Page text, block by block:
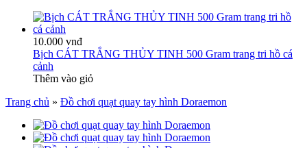
10.000 vnđ
Bịch CÁT TRẮNG THỦY TINH 500 Gram trang tri hồ cá
cảnh
Thêm vào giỏ
Trang chủ » Đồ chơi quạt quay tay hình Doraemon